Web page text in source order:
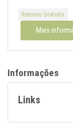
Retorno Gratuito
Mais
Informações
Links